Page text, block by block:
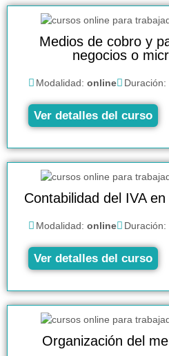
Medios de cobro y
negocios o
Modalidad: online Duración:
Ver detalles del curso
Contabilidad del IVA
Modalidad: online Duración:
Ver detalles del curso
Organización del